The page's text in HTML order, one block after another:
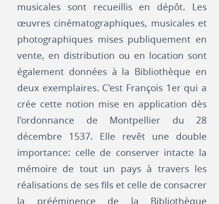
musicales sont recueillis en dépôt. Les
œuvres cinématographiques, musicales et
photographiques mises publiquement en
vente, en distribution ou en location sont
également données à la Bibliothèque en
deux exemplaires. C'est François 1er qui a
crée cette notion mise en application dès
l'ordonnance de Montpellier du 28
décembre 1537. Elle revêt une double
importance: celle de conserver intacte la
mémoire de tout un pays à travers les
réalisations de ses fils et celle de consacrer
la prééminence de la Bibliothèque